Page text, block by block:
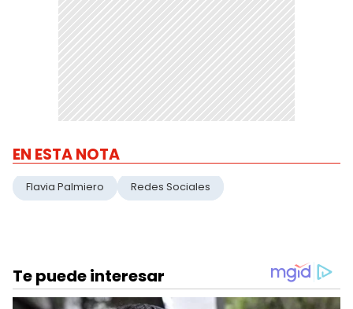
EN ESTA NOTA
Flavia Palmiero Redes Sociales